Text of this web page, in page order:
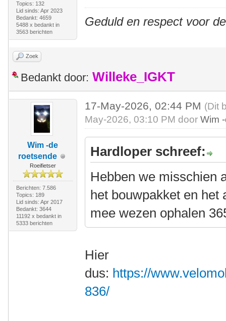
Topics: 132
Lid sinds: Apr 2023
Bedankt: 4659
5488 x bedankt in
3563 berichten
Geduld en respect voor
Zoek
Bedankt door: Willeke_IGKT
Wim -de
roetsende
Roeifietser
Berichten: 7.586
Topics: 189
Lid sinds: Apr 2017
Bedankt: 3644
11192 x bedankt in
5333 berichten
17-May-2026, 02:44 PM (Dit
May-2026, 03:10 PM doorWim
Hardloper schreef:
Hebben we misschien
het bouwpakket en het
mee wezen ophalen
Hier
dus: https://
836/